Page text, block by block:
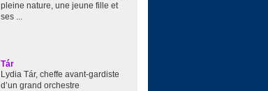
pleine nature, une jeune fille et
ses ...
Tár
Lydia Tár, cheffe avant-gardiste
d’un grand orchestre